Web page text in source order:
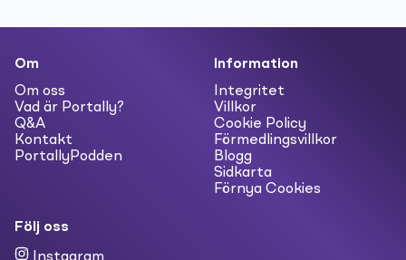
Om
Om oss
Vad är Portally?
Q&A
Kontakt
PortallyPodden
Information
Integritet
Villkor
Cookie Policy
Förmedlingsvillkor
Blogg
Sidkarta
Förnya Cookies
Följ oss